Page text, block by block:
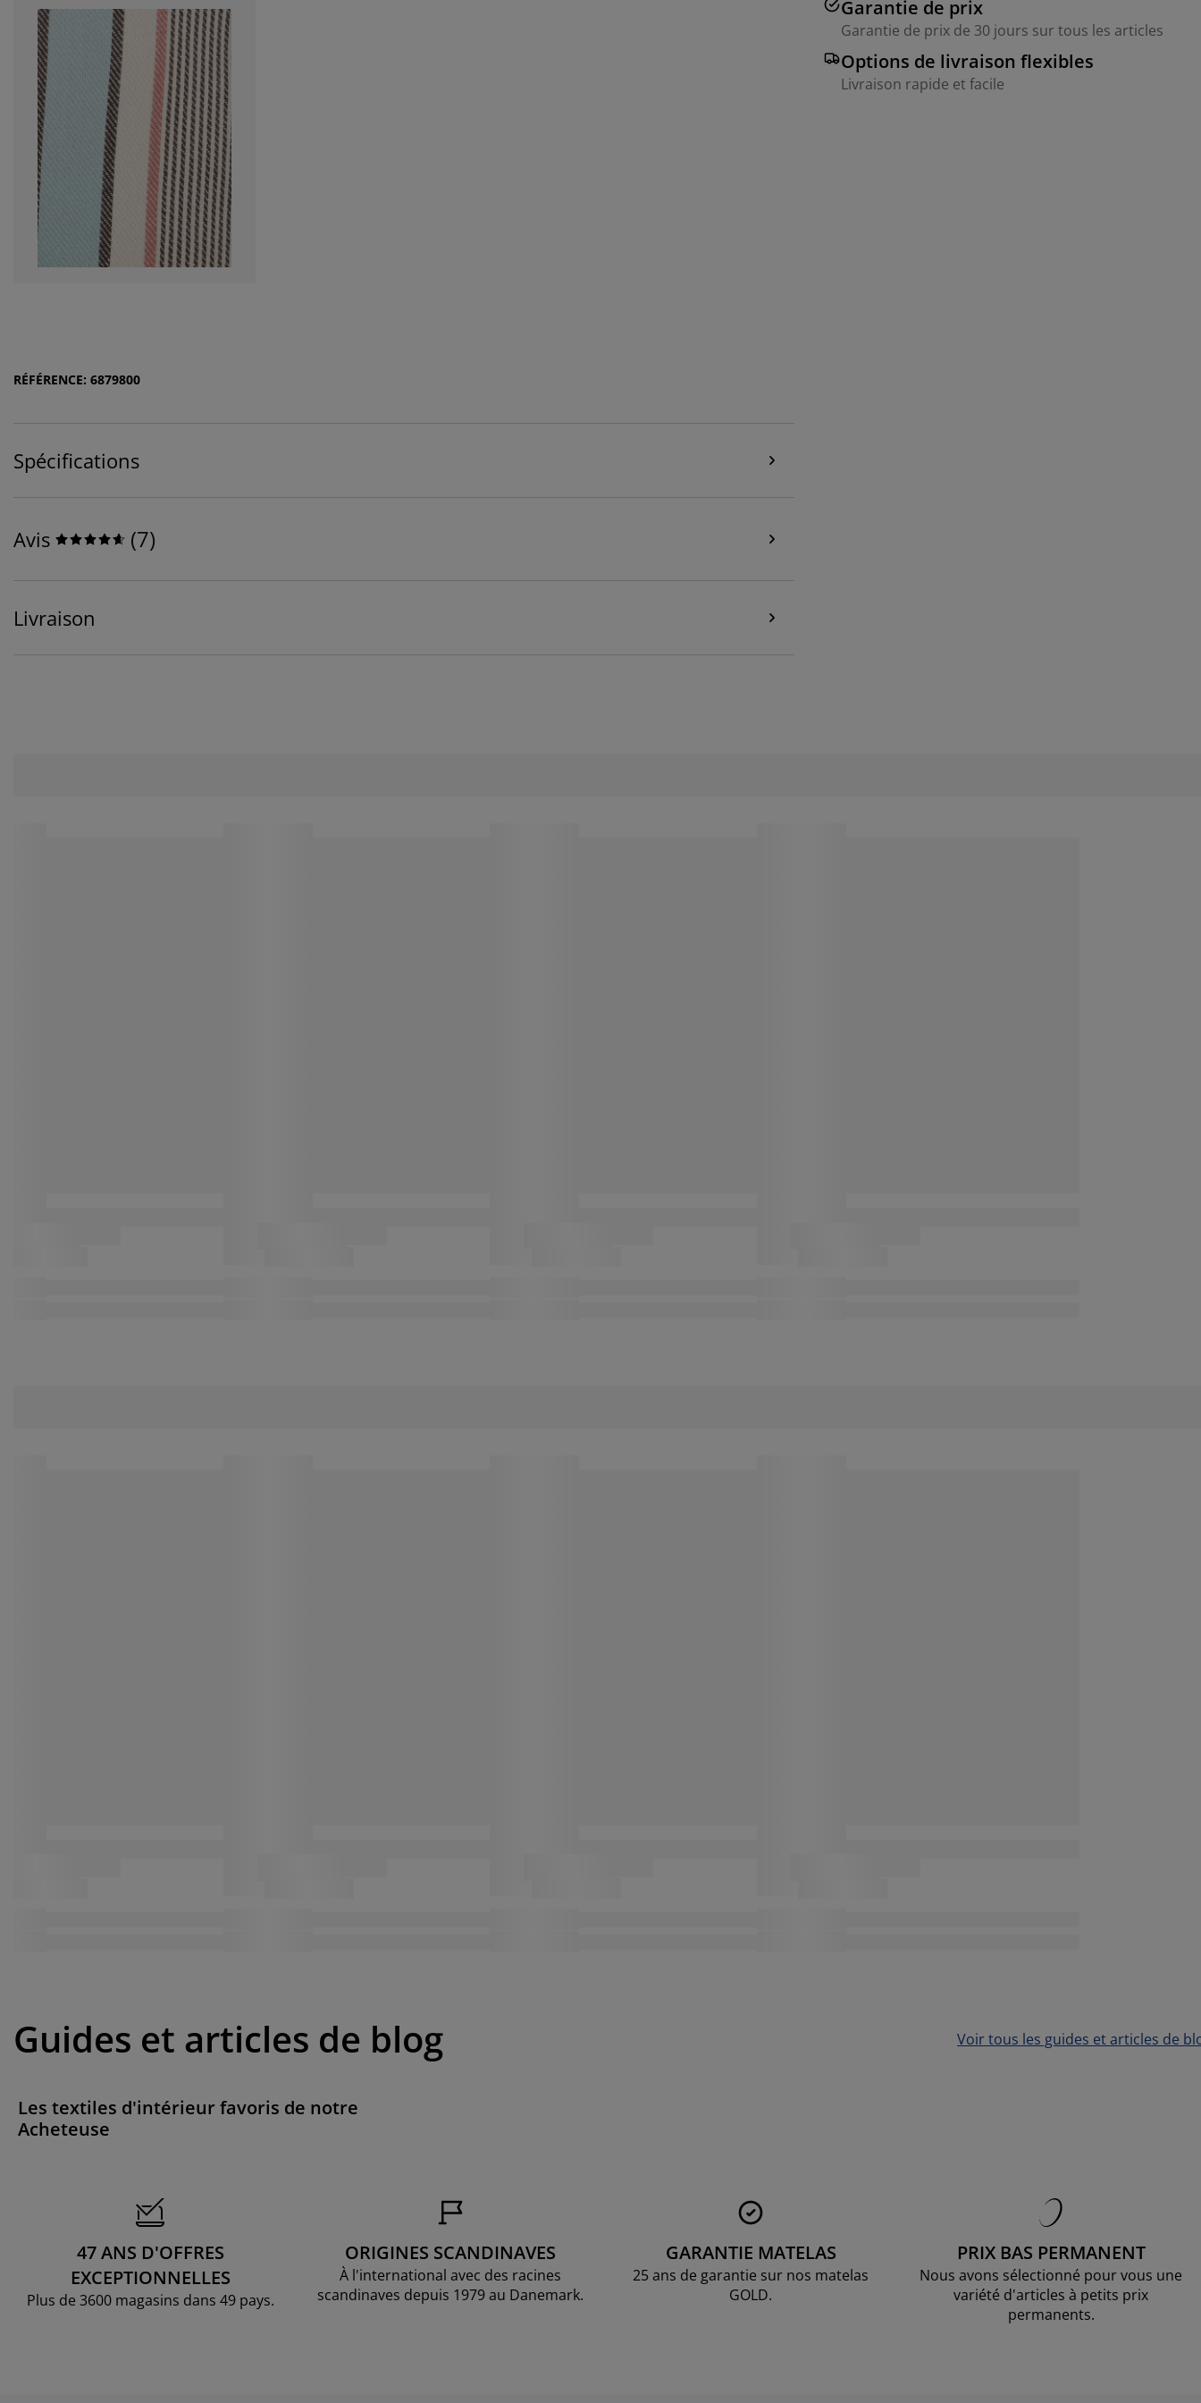
Garantie de prix
Garantie de prix de 30 jours sur tous les articles
Options de livraison flexibles
Livraison rapide et facile
RÉFÉRENCE: 6879800
Spécifications
Avis (7)
Livraison
Guides et articles de blog Voir tous les guides et articles de
Les textiles d'intérieur favoris de notre
Acheteuse
47 ANS D'OFFRES
EXCEPTIONNELLES
Plus de 3600 magasins dans 49 pays.
ORIGINES SCANDINAVES
À l'international avec des racines
scandinaves depuis 1979 au Danemark.
GARANTIE MATELAS
25 ans de garantie sur nos matelas
GOLD.
PRIX BAS PERMANENT
Nous avons sélectionné pour vous une
variété d'articles à petits prix
permanents.